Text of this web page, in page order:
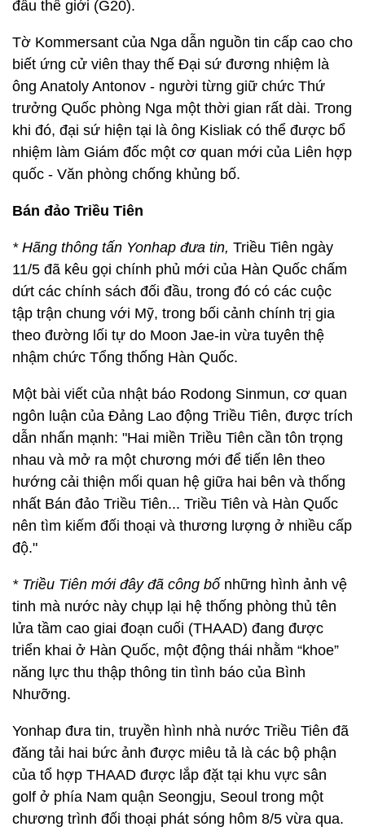
đầu thế giới (G20).
Tờ Kommersant của Nga dẫn nguồn tin cấp cao cho
biết ứng cử viên thay thế Đại sứ đương nhiệm là
ông Anatoly Antonov - người từng giữ chức Thứ
trưởng Quốc phòng Nga một thời gian rất dài. Trong
khi đó, đại sứ hiện tại là ông Kisliak có thể được bổ
nhiệm làm Giám đốc một cơ quan mới của Liên hợp
quốc - Văn phòng chống khủng bố.
Bán đảo Triều Tiên
* Hãng thông tấn Yonhap đưa tin, Triều Tiên ngày
11/5 đã kêu gọi chính phủ mới của Hàn Quốc chấm
dứt các chính sách đối đầu, trong đó có các cuộc
tập trận chung với Mỹ, trong bối cảnh chính trị gia
theo đường lối tự do Moon Jae-in vừa tuyên thệ
nhậm chức Tổng thống Hàn Quốc.
Một bài viết của nhật báo Rodong Sinmun, cơ quan
ngôn luận của Đảng Lao động Triều Tiên, được trích
dẫn nhấn mạnh: "Hai miền Triều Tiên cần tôn trọng
nhau và mở ra một chương mới để tiến lên theo
hướng cải thiện mối quan hệ giữa hai bên và thống
nhất Bán đảo Triều Tiên... Triều Tiên và Hàn Quốc
nên tìm kiếm đối thoại và thương lượng ở nhiều cấp
độ."
* Triều Tiên mới đây đã công bố những hình ảnh vệ
tinh mà nước này chụp lại hệ thống phòng thủ tên
lửa tầm cao giai đoạn cuối (THAAD) đang được
triển khai ở Hàn Quốc, một động thái nhằm “khoe”
năng lực thu thập thông tin tình báo của Bình
Nhưỡng.
Yonhap đưa tin, truyền hình nhà nước Triều Tiên đã
đăng tải hai bức ảnh được miêu tả là các bộ phận
của tổ hợp THAAD được lắp đặt tại khu vực sân
golf ở phía Nam quận Seongju, Seoul trong một
chương trình đối thoại phát sóng hôm 8/5 vừa qua.